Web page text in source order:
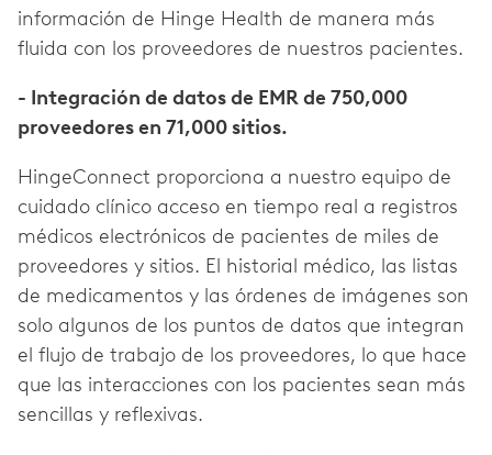
información de Hinge Health de manera más
fluida con los proveedores de nuestros pacientes.
- Integración de datos de EMR de 750,000
proveedores en 71,000 sitios.
HingeConnect proporciona a nuestro equipo de
cuidado clínico acceso en tiempo real a registros
médicos electrónicos de pacientes de miles de
proveedores y sitios. El historial médico, las listas
de medicamentos y las órdenes de imágenes son
solo algunos de los puntos de datos que integran
el flujo de trabajo de los proveedores, lo que hace
que las interacciones con los pacientes sean más
sencillas y reflexivas.